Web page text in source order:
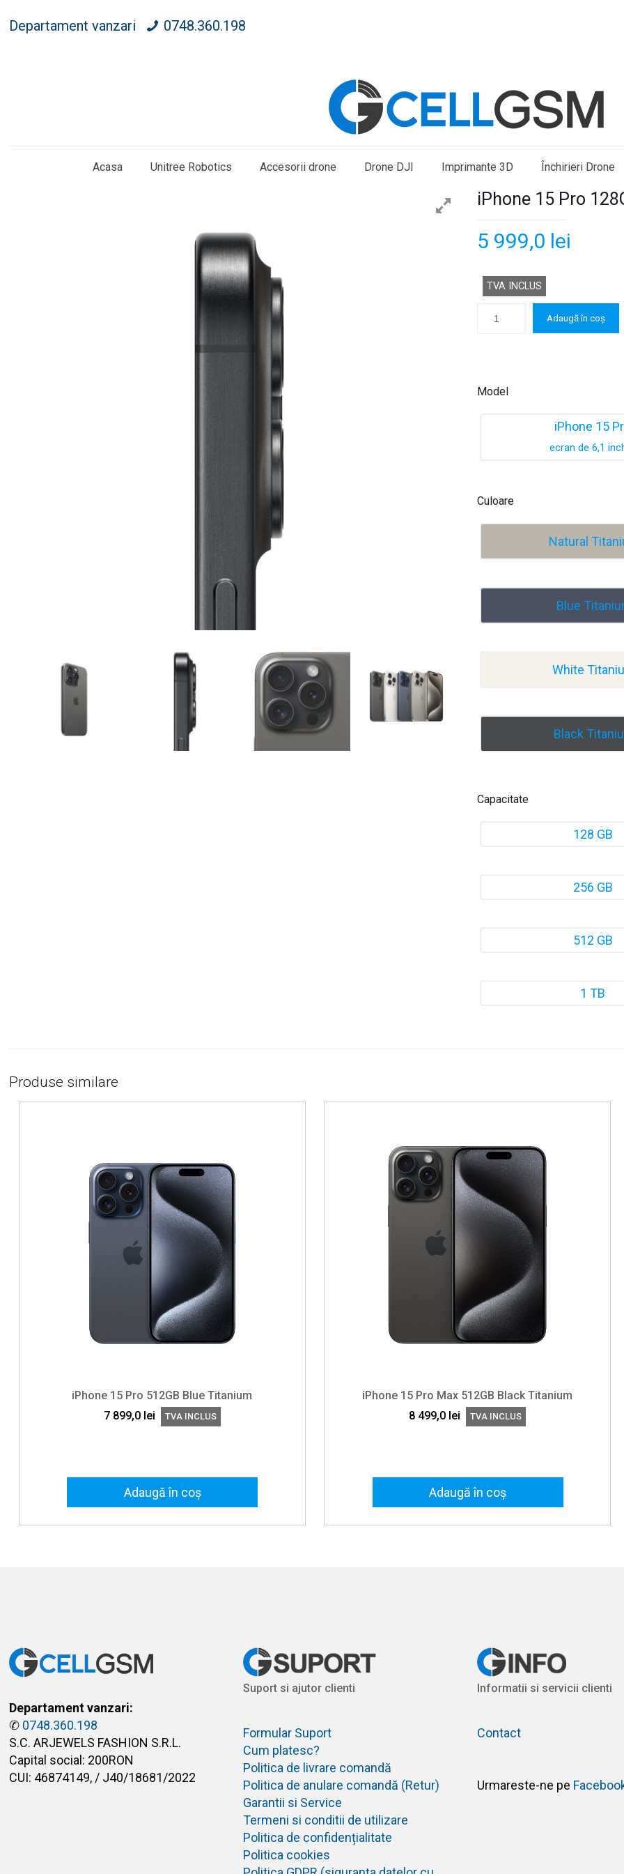
Departament vanzari 0748.360.198
Acasa Unitree Robotics Accesorii drone Drone DJI Imprimante 3D Închirieri Drone
iPhone 15 Pro
5 999,0 lei
TVA INCLUS
Adaugă în coș
Model
iPhone 15
ecran de 6,1
Culoare
Natural
Blue
White
Black
Capacitate
128 GB
256 GB
512 GB
1 TB
Produse similare
iPhone 15 Pro 512GB Blue Titanium
7 899,0 lei TVA INCLUS
Adaugă în coș
iPhone 15 Pro Max 512GB Black Titanium
8 499,0 lei TVA INCLUS
Adaugă în coș
Departament vanzari:
✆ 0748.360.198
S.C. ARJEWELS FASHION S.R.L.
Capital social: 200RON
CUI: 46874149, / J40/18681/2022
Suport si ajutor clienti
Formular Suport
Cum platesc?
Politica de livrare comandă
Politica de anulare comandă (Retur)
Garantii si Service
Termeni si conditii de utilizare
Politica de confidențialitate
Politica cookies
Informatii si servicii clienti
Contact
Urmareste-ne pe